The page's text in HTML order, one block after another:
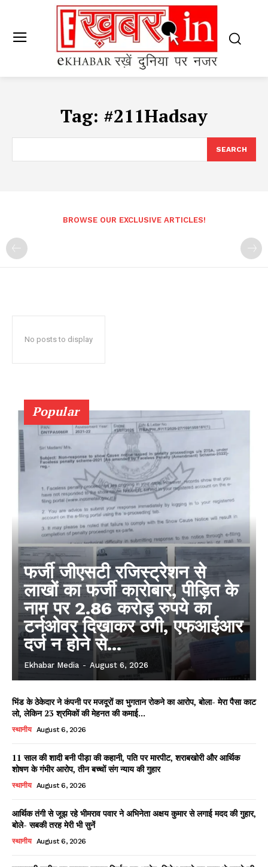
Tag: #211Hadsay
SEARCH
BROWSE OUR EXCLUSIVE ARTICLES!
No posts to display
Popular
फर्जी जीएसटी रजिस्ट्रेशन से
लाखों का फर्जी कारोबार, पीड़ित के
नाम पर 2.86 करोड़ रुपये का
टर्नओवर दिखाकर ठगी, एफआईआर
दर्ज न होने से...
Ekhabar Media - August 6, 2026
भिंड के ठेकेदार ने कंपनी पर मजदूरों का भुगतान रोकने का आरोप, बोला- मेरा पैसा काट
लो, लेकिन 23 श्रमिकों की मेहनत की कमाई...
स्थानीय August 6, 2026
11 साल की शादी बनी पीड़ा की कहानी, पति पर मारपीट, शराबखोरी और आर्थिक
शोषण के गंभीर आरोप, तीन बच्चों संग न्याय की गुहार
स्थानीय August 6, 2026
आर्थिक तंगी से जूझ रहे भीमराव पवार ने अभिनेता अक्षय कुमार से लगाई मदद की गुहार,
बोले- सबकी तरह मेरी भी सुनें
स्थानीय August 6, 2026